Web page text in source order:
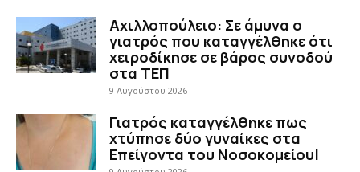
Αχιλλοπούλειο: Σε άμυνα ο
γιατρός που καταγγέλθηκε ότι
χειροδίκησε σε βάρος συνοδού
στα ΤΕΠ
9 Αυγούστου 2026
Γιατρός καταγγέλθηκε πως
χτύπησε δύο γυναίκες στα
Επείγοντα του Νοσοκομείου!